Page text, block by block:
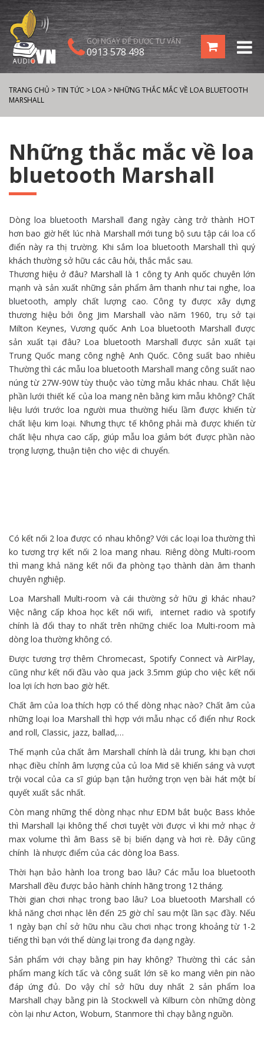
GỌI NGAY ĐỂ ĐƯỢC TƯ VẤN
0913 578 498
TRANG CHỦ >TIN TỨC > LOA > NHỮNG THẮC MẮC VỀ LOA BLUETOOTH
MARSHALL
Những thắc mắc về loa
bluetooth Marshall
Dòng loa bluetooth Marshall đang ngày càng trở thành HOT
hơn bao giờ hết lúcnhà Marshall mới tung bộ sưu tậpcái loa cổ
điển này ra thị trường. Khi sắm loa bluetooth Marshall thìquý
khách thường sở hữu các câu hỏi, thắc mắc sau.
Thương hiệu ở đâu? Marshall là 1 công ty Anh quốc chuyên lớn
mạnh và sản xuất nhữngsản phẩm âm thanh như tai nghe,loa
bluetooth, amply chất lượng cao. Công ty được xây dựng
thương hiệu bởi ông Jim Marshall vào năm 1960,trụ sở tại
Milton Keynes, Vương quốc Anh Loa bluetooth Marshall được
sản xuấttại đâu? Loa bluetooth Marshall được sản xuất tại
Trung Quốcmang công nghệ Anh Quốc. Công suất bao nhiêu
Thường thì các mẫu loa bluetooth Marshall mang công suất nao
núng từ 27W-90W tùy thuộc vào từng mẫu khác nhau. Chất liệu
phần lướithiết kế của loa mang nên bằng kimmẫu không? Chất
liệu lưới trước loa người mua thường hiểu lầm được khiến từ
chất liệu kim loại. Nhưngthực tế không phải mà được khiến từ
chất liệu nhựa cao cấp, giúp mẫu loa giảm bớt được phần nào
trọng lượng,thuận tiện cho việc di chuyển.
Có kết nối 2 loa đượccó nhau không? Với các loại loa thường thì
ko tương trợ kết nối 2 loamang nhau. Riêngdòng Multi-room
thì mang khả năng kết nối đa phòng tạo thành dàn âm thanh
chuyên nghiệp.
Loa Marshall Multi-room và cái thường sở hữu gì khác nhau?
Việc nâng cấp khoa học kết nối wifi, internet radio và spotify
chính làđổi thay to nhất trênnhững chiếc loa Multi-room mà
dòng loa thường không có.
Đượctương trợthêm Chromecast, Spotify Connect và AirPlay,
cũng như kết nối đầu vào qua jack 3.5mm giúp cho việc kết nối
loa lợi ích hơn bao giờ hết.
Chất âm của loathích hợp có thể dòngnhạc nào? Chất âm của
những loại loa Marshall thì hợp với mẫu nhạc cổ điển như Rock
and roll, Classic, jazz, ballad,…
Thế mạnh của chất âm Marshall chính là dải trung, khi bạn chơi
nhạc điều chỉnh âm lượng của củ loa Mid sẽ khiến sáng vàvượt
trội vocal của ca sĩ giúp bạn tận hưởng trọn vẹn bài hát một bí
quyết xuất sắc nhất.
Cònmang những thể dòngnhạc như EDMbắt buộcBass khỏe
thì Marshall lại khôngthể chơituyệt vời được vìkhi mở nhạc ở
max volume thì âm Bass sẽ bị biến dạng và hơi rè. Đây cũng
chính là nhược điểm của các dòng loa Bass.
Thời hạn bảo hành loa trong bao lâu? Các mẫu loa bluetooth
Marshall đều được bảo hành chính hãng trong 12 tháng.
Thời gian chơi nhạc trong bao lâu? Loa bluetooth Marshall có
khả năng chơi nhạc lênđến 25 giờ chỉ saumột lần sạc đầy. Nếu
1 ngày bạn chỉ sở hữu nhu cầu chơi nhạc trong khoảng từ 1-2
tiếng thì bạn với thể dùng lại trong đa dạng ngày.
Sản phẩm với chạy bằng pin hay không? Thường thìcác sản
phẩmmang kích tấc và công suất lớn sẽ ko mangviên pin nào
đáp ứng đủ. Do vậy chỉ sở hữu duy nhất2 sản phẩm loa
Marshall chạy bằng pin là Stockwell và Kilburn còn những dòng
còn lại như Acton, Woburn, Stanmore thì chạy bằng nguồn.